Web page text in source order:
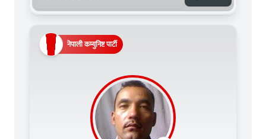
नेपाली कम्युनिष्ट पार्टी